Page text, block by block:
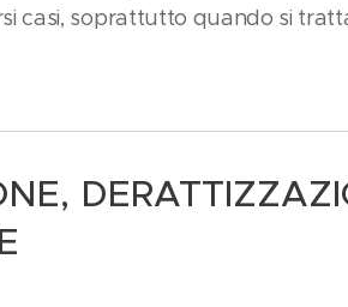
casi, soprattutto quando si